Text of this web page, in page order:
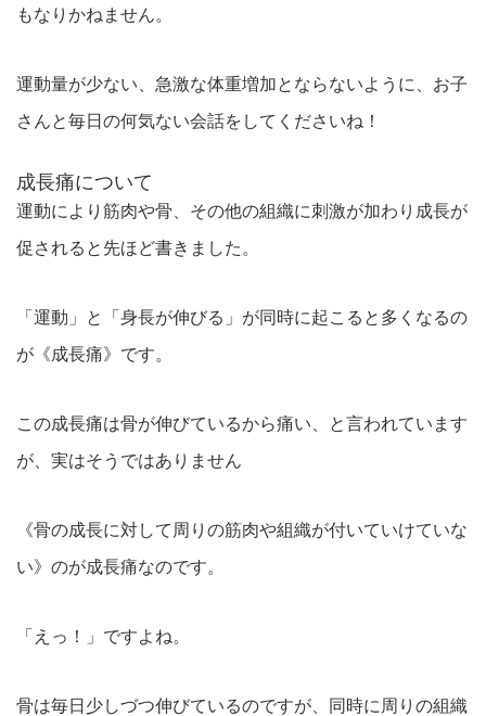
もなりかねません。
運動量が少ない、急激な体重増加とならないように、お子
さんと毎日の何気ない会話をしてくださいね！
成長痛について
運動により筋肉や骨、その他の組織に刺激が加わり成長が
促されると先ほど書きました。
「運動」と「身長が伸びる」が同時に起こると多くなるの
が《成長痛》です。
この成長痛は骨が伸びているから痛い、と言われています
が、実はそうではありません
《骨の成長に対して周りの筋肉や組織が付いていけていな
い》のが成長痛なのです。
「えっ！」ですよね。
骨は毎日少しづつ伸びているのですが、同時に周りの組織